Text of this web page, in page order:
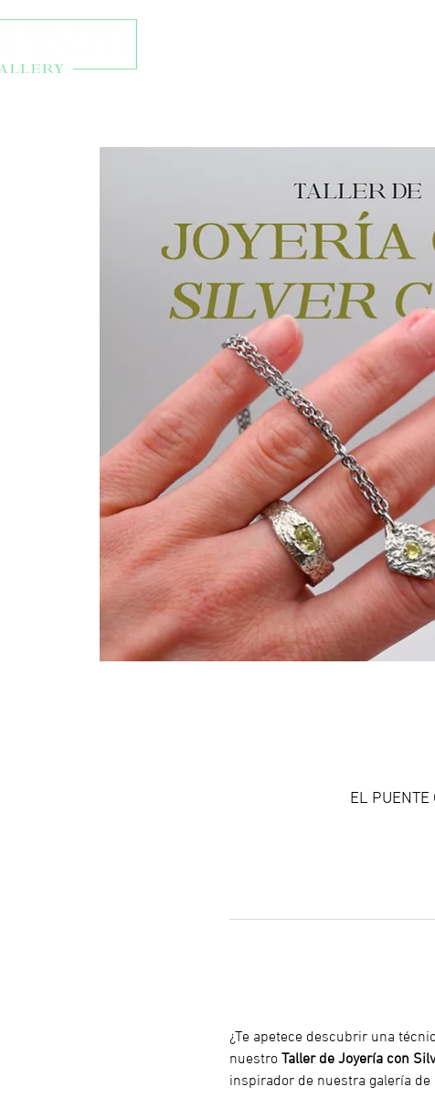
EL
¿Te apetece descubrir una
nuestro Taller de Joyería con
inspirador de nuestra galería de